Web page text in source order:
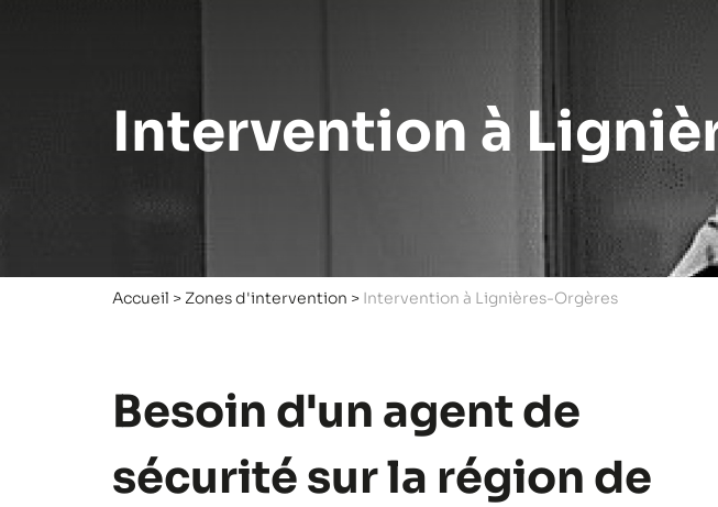
Intervention à
Accueil > Zones d'intervention > Intervention à Lignières-Orgères
Besoin d'un agent de
sécurité sur la région de